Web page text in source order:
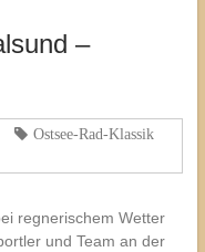
–
Ostsee-Rad-Klassik
regnerischem Wetter
und Team an der